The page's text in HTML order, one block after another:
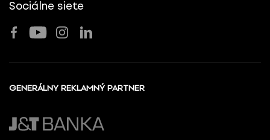
Sociálne siete
GENERÁLNY REKLAMNÝ PARTNER